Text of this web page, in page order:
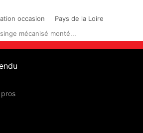
occasion
Pays de la Loire
singe mécanisé monté...